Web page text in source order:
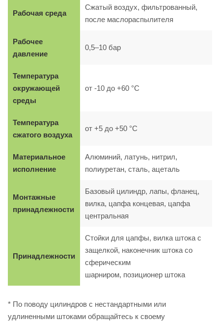
Рабочая среда
Сжатый воздух, фильтрованный,
после маслораспылителя
Рабочее
давление
0,5–10 бар
Температура
окружающей
среды
от -10 до +60 °C
Температура
сжатого воздуха
от +5 до +50 °C
Материальное
исполнение
Алюминий, латунь, нитрил,
полиуретан, сталь, ацеталь
Монтажные
принадлежности
Базовый цилиндр, лапы, фланец,
вилка, цапфа концевая, цапфа
центральная
Принадлежности
Стойки для цапфы, вилка штока с
защелкой, наконечник штока со
сферическим
шарниром, позиционер штока
* По поводу цилиндров с нестандартными или
удлиненными штоками обращайтесь к своему